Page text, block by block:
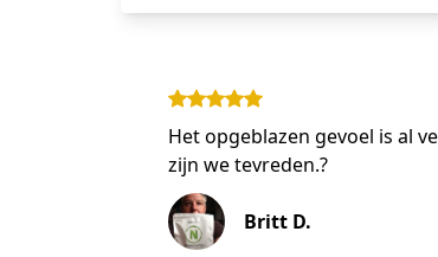
Het opgeblazen gevoel is al
zijn we tevreden.?
Britt D.